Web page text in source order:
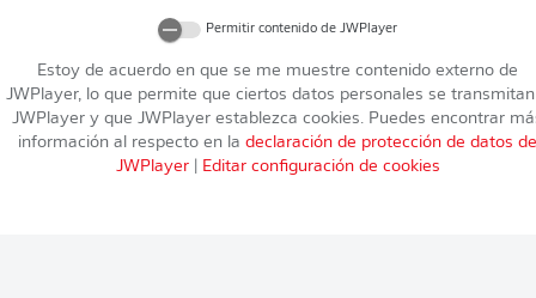
Permitir contenido de JWPlayer
Estoy de acuerdo en que se me muestre contenido externo de
JWPlayer, lo que permite que ciertos datos personales se
JWPlayer y que JWPlayer establezca cookies. Puedes encontrar
información al respecto en la declaración de protección de datos de
JWPlayer| Editar configuración de cookies